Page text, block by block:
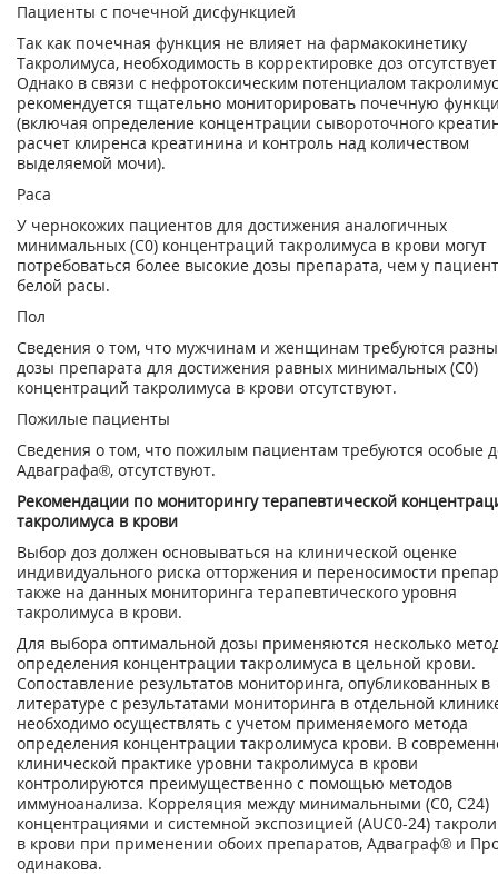
Пациенты с почечной дисфункцией
Так как почечная функция не влияет на фармакокинетику
Такролимуса, необходимость в корректировке доз
Однако в связи с нефротоксическим потенциалом
рекомендуется тщательно мониторировать почечную
(включая определение концентрации сывороточного
расчет клиренса креатинина и контроль над количеством
выделяемой мочи).
Раса
У чернокожих пациентов для достижения аналогичных
минимальных (С0) концентраций такролимуса в крови могут
потребоваться более высокие дозы препарата, чем у
белой расы.
Пол
Сведения о том, что мужчинам и женщинам требуются
дозы препарата для достижения равных минимальных (С0)
концентраций такролимуса в крови отсутствуют.
Пожилые пациенты
Сведения о том, что пожилым пациентам требуются особые
Адваграфа®, отсутствуют.
Рекомендации по мониторингу терапевтической
такролимуса в крови
Выбор доз должен основываться на клинической оценке
индивидуального риска отторжения и переносимости
также на данных мониторинга терапевтического уровня
такролимуса в крови.
Для выбора оптимальной дозы применяются несколько
определения концентрации такролимуса в цельной крови.
Сопоставление результатов мониторинга, опубликованных в
литературе с результатами мониторинга в отдельной
необходимо осуществлять с учетом применяемого метода
определения концентрации такролимуса крови. В
клинической практике уровни такролимуса в крови
контролируются преимущественно с помощью методов
иммуноанализа. Корреляция между минимальными (С0, С24)
концентрациями и системной экспозицией (AUC0-24)
в крови при применении обоих препаратов, Адваграф® и
одинакова.